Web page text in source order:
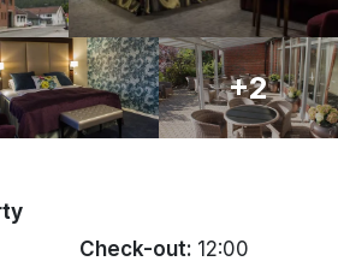
Done
+2
Check-out: 12:00